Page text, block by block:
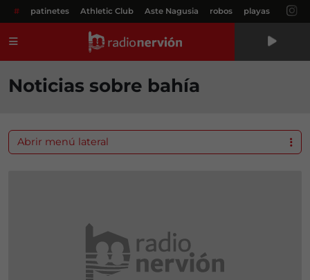
# patinetes Athletic Club Aste Nagusia robos playas
Noticias sobre bahía
Abrir menú lateral